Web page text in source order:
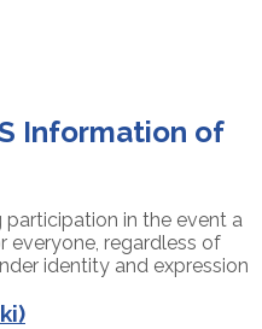
Information of
in the event a
everyone, regardless of
identity and expression